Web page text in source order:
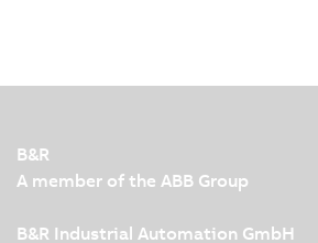
B&R
A member of the ABB Group
B&R Industrial Automation GmbH